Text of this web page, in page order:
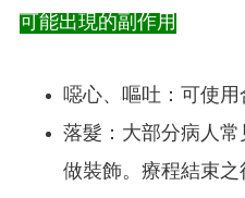
可能出現的副作用
噁心、嘔吐：可使用
落髮：大部分病人
做裝飾。療程結束